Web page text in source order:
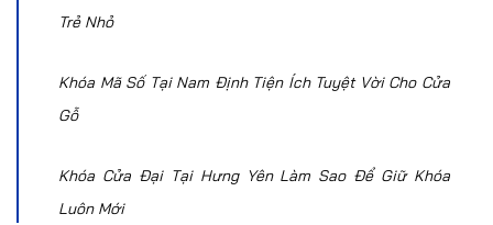
Trẻ Nhỏ
Khóa Mã Số Tại Nam Định Tiện Ích Tuyệt Vời Cho Cửa
Gỗ
Khóa Cửa Đại Tại Hưng Yên Làm Sao Để Giữ Khóa
Luôn Mới